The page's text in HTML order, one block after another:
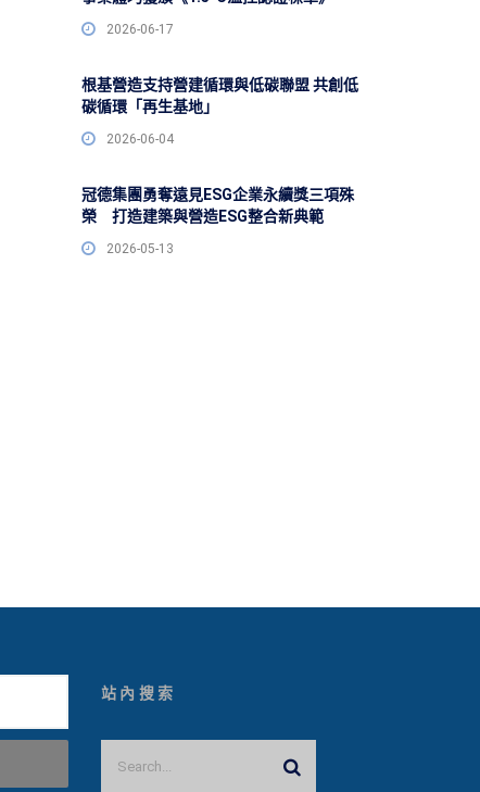
2026-06-17
根基營造支持營建循環與低碳聯盟 共創低
碳循環「再生基地」
2026-06-04
冠德集團勇奪遠見ESG企業永續獎三項殊
榮 打造建築與營造ESG整合新典範
2026-05-13
站內搜索